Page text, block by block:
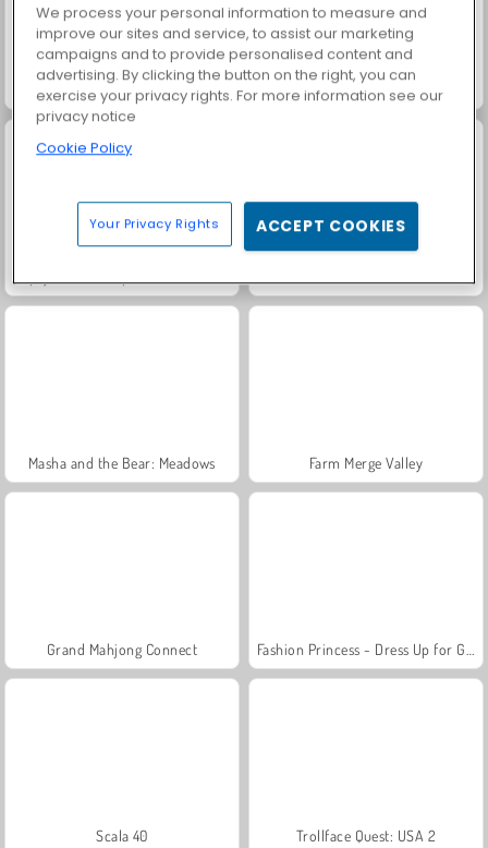
Enchantment Love Balls
Masha and the Bear: Meadows Farm Merge Valley
Grand Mahjong Connect
Scala 40 Trollface Quest: USA 2
We process your personal information to measure and
improve our sites and service, to assist our marketing
campaigns and to provide personalised content and
advertising. By clicking the button on the right, you can
exercise your privacy rights. For more information see our
privacy notice
Cookie Policy
Your Privacy Rights ACCEPT COOKIES